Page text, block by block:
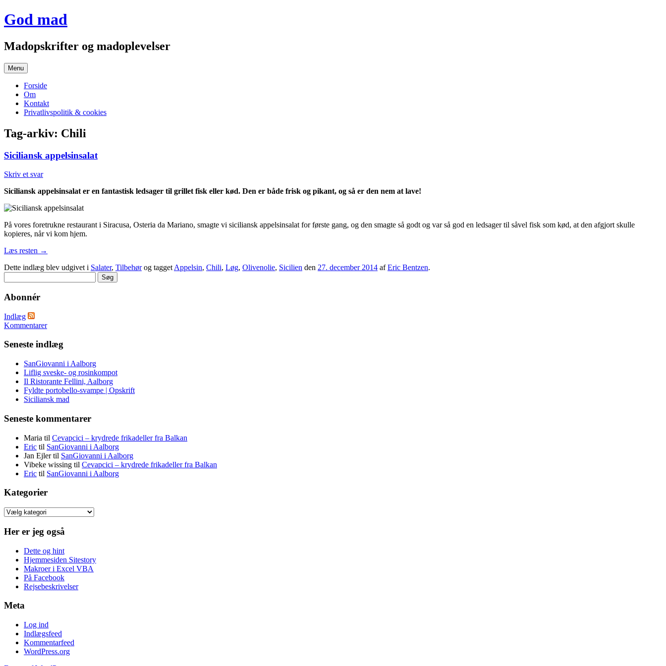
Hop
til
God mad
Madopskrifter og madoplevelser
Menu
Forside
Om
Kontakt
Privatlivspolitik & cookies
Tag-arkiv: Chili
Siciliansk appelsinsalat
Skriv et svar
Siciliansk appelsinsalat er en fantastisk ledsager til grillet fisk eller kød. Den er både frisk og pikant, og så er den nem at lave!
På vores foretrukne restaurant i Siracusa, Osteria da Mariano, smagte vi siciliansk appelsinsalat for første gang, og den smagte så godt og var så god en ledsager til såvel fisk som kød, at den afgjort skulle
kopieres, når vi kom hjem.
Læs resten →
Dette indlæg blev udgivet i Salater, Tilbehørog tagget Appelsin, Chili, Løg, Olivenolie, Sicilien den 27. december 2014 afEric Bentzen.
efter:
Abonnér
Indlæg
Kommentarer
Seneste indlæg
SanGiovanni i Aalborg
Liflig sveske- og rosinkompot
Il Ristorante Fellini, Aalborg
Fyldte portobello-svampe | Opskrift
Siciliansk mad
Seneste kommentarer
Maria til Cevapcici – krydrede frikadeller fra Balkan
Eric til SanGiovanni i Aalborg
Jan Ejlertil SanGiovanni i Aalborg
Vibeke wissing til Cevapcici – krydrede frikadeller fra Balkan
Eric til SanGiovanni i Aalborg
Kategorier
Kategorier
Her er jeg også
Dette og hint
Hjemmesiden Sitestory
Makroer i Excel VBA
På Facebook
Rejsebeskrivelser
Meta
Log ind
Indlægsfeed
Kommentarfeed
WordPress.org